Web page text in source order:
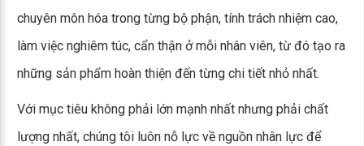
chuyên môn hóa trong từng bộ phận, tính trách nhiệm cao,
làm việc nghiêm túc, cẩn thận ở mỗi nhân viên, từ đó tạo ra
những sản phẩm hoàn thiện đến từng chi tiết nhỏ nhất.
Với mục tiêu không phải lớn mạnh nhất nhưng phải chất
lượng nhất, chúng tôi luôn nỗ lực về nguồn nhân lực để